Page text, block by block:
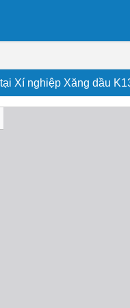
Xí nghiệp Xăng dầu